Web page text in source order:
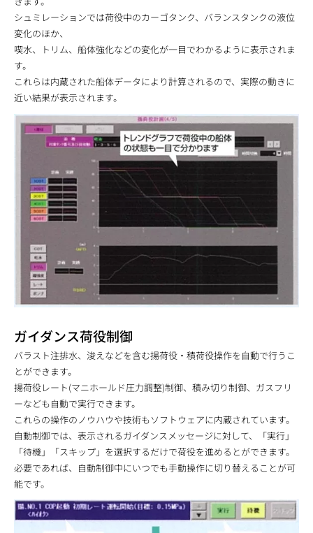
シュミレーションでは荷役中のカーゴタンク、バランスタンクの液位
変化のほか、
喫水、トリム、船体強化などの変化が一目でわかるように表示されま
す。
これらは内蔵された船体データにより計算されるので、実際の動きに
近い結果が表示されます。
ガイダンス荷役制御
バラスト注排水、浚えなどを含む揚荷役・積荷役操作を自動で行うこ
とができます。
揚荷役レート(マニホールド圧力調整)制御、積み切り制御、ガスフリ
ーなども自動で実行できます。
これらの操作のノウハウや技術もソフトウェアに内蔵されています。
自動制御では、表示されるガイダンスメッセージに対して、「実行」
「待機」「スキップ」を選択するだけで荷役を進めるとができます。
必要であれば、自動制御中にいつでも手動操作に切り替えることが可
能です。